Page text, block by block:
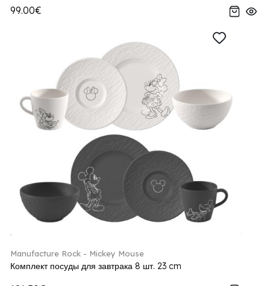
99.00€
Manufacture Rock - Mickey Mouse
Комплект посуды для завтрака 8 шт. 23 cm